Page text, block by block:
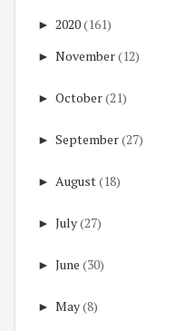
► 2020(161)
► November(12)
► October(21)
► September(27)
► August(18)
► July(27)
► June (30)
► May(8)